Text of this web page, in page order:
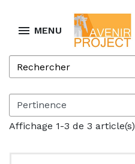
 MENU
Affichage 1-3 de 3 article(s)